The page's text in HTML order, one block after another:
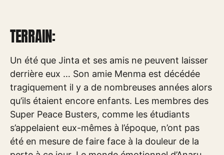
TERRAIN:
Un été que Jinta et ses amis ne peuvent laisser
derrière eux … Son amie Menma est décédée
tragiquement il y a de nombreuses années alors
qu’ils étaient encore enfants. Les membres des
Super Peace Busters, comme les étudiants
s’appelaient eux-mêmes à l’époque, n’ont pas
été en mesure de faire face à la douleur de la